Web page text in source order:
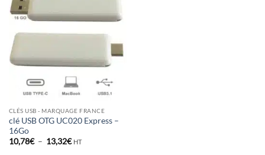
CLÉS USB - MARQUAGE FRANCE
clé USB OTG UC020 Express –
16Go
10,78€ – 13,32€Plage
HT